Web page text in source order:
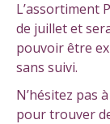
L’assortiment
de juillet et
pouvoir être
sans suivi.
N’hésitez pas
pour trouver